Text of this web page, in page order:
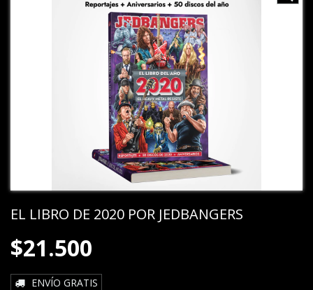
EL LIBRO DE 2020 POR JEDBANGERS
$21.500
ENVÍO GRATIS